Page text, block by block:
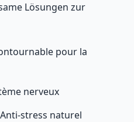
Lösungen zur
pour la
nerveux
stress naturel